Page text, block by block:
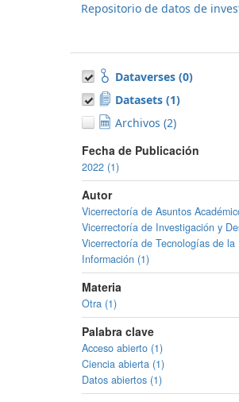
Repositorio de datos de
Dataverses (0)
Datasets (1)
Archivos (2)
Fecha de Publicación
2022 (1)
Autor
Vicerrectoría de Asuntos
Vicerrectoría de Investigación y
Vicerrectoría de Tecnologías de la
Información (1)
Materia
Otra (1)
Palabra clave
Acceso abierto (1)
Ciencia abierta (1)
Datos abiertos (1)